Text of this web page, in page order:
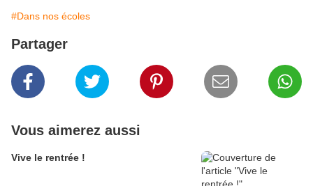
#Dans nos écoles
Partager
Vous aimerez aussi
Vive le rentrée !